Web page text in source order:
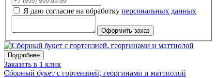
Я даю согласие на обработку персональных данных
Оформить заказ
Подробнее
Заказать в 1 клик
Сборный букет с гортензией, георгинами и маттиолой